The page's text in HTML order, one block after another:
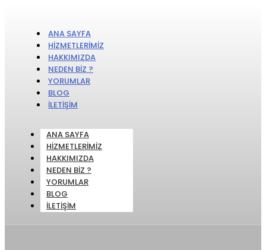
ANA SAYFA
HIZMETLERIMIZ
HAKKIMIZDA
NEDEN BIZ ?
YORUMLAR
BLOG
İLETIŞIM
ANA SAYFA
HIZMETLERIMIZ
HAKKIMIZDA
NEDEN BIZ ?
YORUMLAR
BLOG
İLETIŞIM